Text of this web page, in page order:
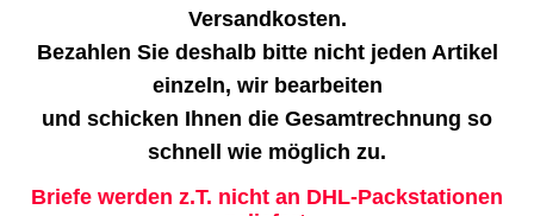
Versandkosten.
Bezahlen Sie deshalb bitte nicht jeden Artikel
einzeln, wir bearbeiten
und schicken Ihnen die Gesamtrechnung so
schnell wie möglich zu.
Briefe werden z.T. nicht an DHL-Packstationen